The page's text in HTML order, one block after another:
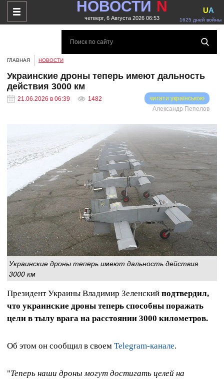
НОВОСТИ N
четверг, 6 Августа 2026 06:53 1625 дней войны
UA
ГЛАВНАЯ НОВОСТИ
Украинские дроны теперь имеют дальность
действия 3000 км
21.06.2026 в 06:39 1482
читати українською
Александр Пепелов
Украинские дроны теперь имеют дальность действия
3000 км
Президент Украины Владимир Зеленский подтвердил,
что украинские дроны теперь способны поражать
цели в тылу врага на расстоянии 3000 километров.
Об этом он сообщил в своем Telegram-канале.
"Теперь наши дроны могут достигать целей на